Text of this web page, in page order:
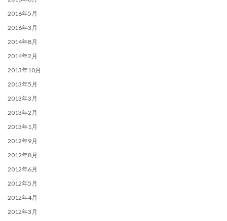
2016年5月
2016年3月
2014年8月
2014年2月
2013年10月
2013年5月
2013年3月
2013年2月
2013年1月
2012年9月
2012年8月
2012年6月
2012年5月
2012年4月
2012年3月